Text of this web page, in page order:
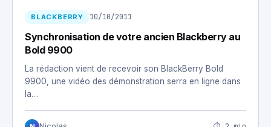
BLACKBERRY 10/10/2011
Synchronisation de votre ancien Blackberry au
Bold 9900
La rédaction vient de recevoir son BlackBerry Bold
9900, une vidéo des démonstration serra en ligne dans
la…